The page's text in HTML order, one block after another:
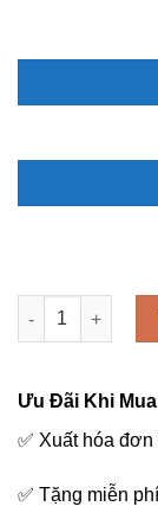
Bó hoa cho bạn
Ưu Đãi Khi
✅ Xuất hóa
✅ Tặng miễn